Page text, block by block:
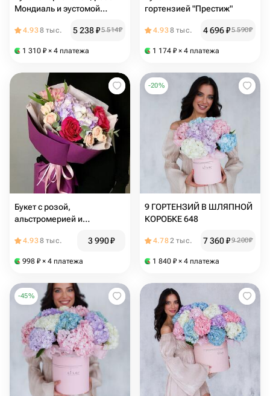
Мондиаль и эустомой
4.938 тыс. 5 238₽5 514₽
1 310 ₽ × 4 платежа
гортензией "Престиж"
4.938 тыс. 4 696₽5 590₽
1 174 ₽ × 4 платежа
Букет с розой,
альстромерией и
4.938 тыс. 3 990₽
998 ₽ × 4 платежа
-20%
9 ГОРТЕНЗИЙ В ШЛЯПНОЙ
КОРОБКЕ 648
4.782 тыс. 7 360₽9 200₽
1 840 ₽ × 4 платежа
-45%